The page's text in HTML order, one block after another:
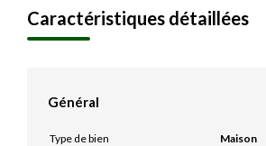
Caractéristiques détaillées
Général
Type de bien
Maison